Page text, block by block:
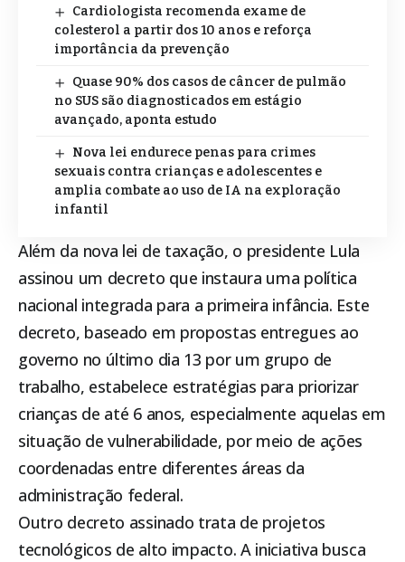
Cardiologista recomenda exame de
colesterol a partir dos 10 anos e reforça
importância da prevenção
Quase 90% dos casos de câncer de pulmão
no SUS são diagnosticados em estágio
avançado, aponta estudo
Nova lei endurece penas para crimes
sexuais contra crianças e adolescentes e
amplia combate ao uso de IA na exploração
infantil
Além da nova lei de taxação, o presidente Lula
assinou um decreto que instaura uma política
nacional integrada para a primeira infância. Este
decreto, baseado em propostas entregues ao
governo no último dia 13 por um grupo de
trabalho, estabelece estratégias para priorizar
crianças de até 6 anos, especialmente aquelas em
situação de vulnerabilidade, por meio de ações
coordenadas entre diferentes áreas da
administração federal.
Outro decreto assinado trata de projetos
tecnológicos de alto impacto. A iniciativa busca